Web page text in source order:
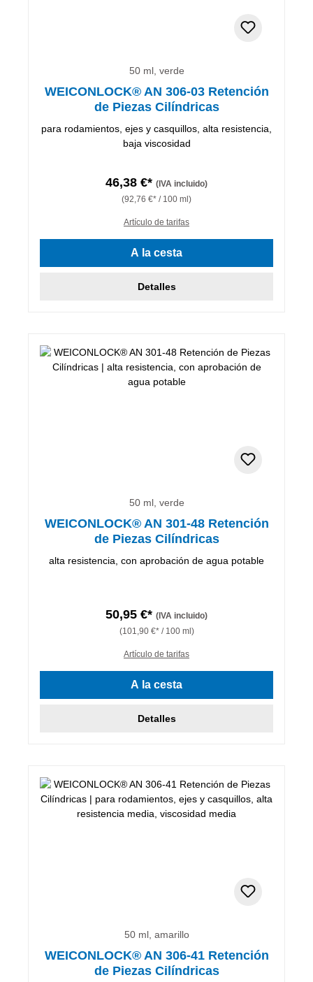
50 ml, verde
WEICONLOCK® AN 306-03 Retención
de Piezas Cilíndricas
para rodamientos, ejes y casquillos, alta resistencia,
baja viscosidad
46,38 €* (IVA incluido)
(92,76 €* / 100 ml)
Artículo de tarifas
A la cesta
Detalles
50 ml, verde
WEICONLOCK® AN 301-48 Retención
de Piezas Cilíndricas
alta resistencia, con aprobación de agua potable
50,95 €* (IVA incluido)
(101,90 €* / 100 ml)
Artículo de tarifas
A la cesta
Detalles
50 ml, amarillo
WEICONLOCK® AN 306-41 Retención
de Piezas Cilíndricas